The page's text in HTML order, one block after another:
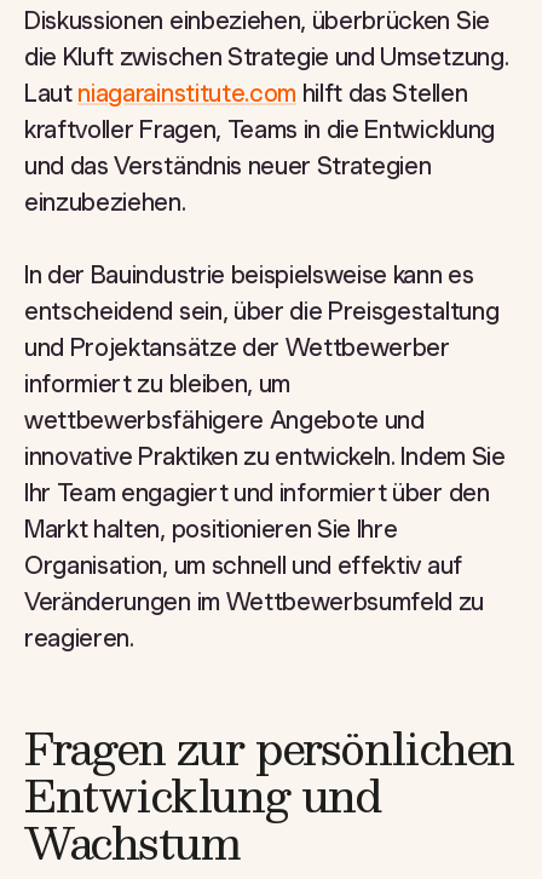
Diskussionen einbeziehen, überbrücken Sie
die Kluft zwischen Strategie und Umsetzung.
Laut niagarainstitute.com hilft das Stellen
kraftvoller Fragen, Teams in die Entwicklung
und das Verständnis neuer Strategien
einzubeziehen.
In der Bauindustrie beispielsweise kann es
entscheidend sein, über die Preisgestaltung
und Projektansätze der Wettbewerber
informiert zu bleiben, um
wettbewerbsfähigere Angebote und
innovative Praktiken zu entwickeln. Indem Sie
Ihr Team engagiert und informiert über den
Markt halten, positionieren Sie Ihre
Organisation, um schnell und effektiv auf
Veränderungen im Wettbewerbsumfeld zu
reagieren.
Fragen zur persönlichen
Entwicklung und
Wachstum